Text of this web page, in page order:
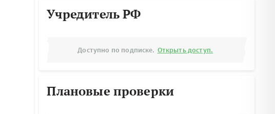
Учредитель РФ
Доступно по подписке. Открыть доступ.
Плановые проверки